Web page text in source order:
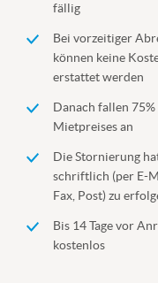
fällig
Bei vorzeitiger
können keine
erstattet werden
Danach fallen 75%
Mietpreises an
Die Stornierung
schriftlich (per E-
Fax, Post) zu
Bis 14 Tage vor
kostenlos